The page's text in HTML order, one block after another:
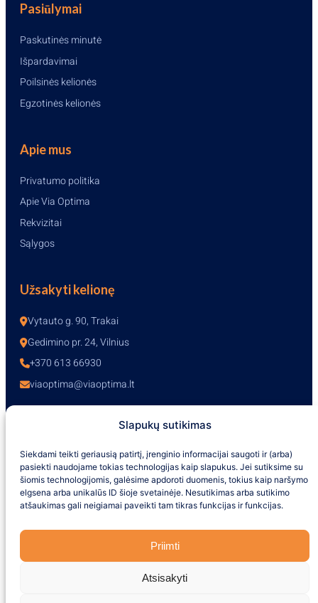
Slapukų sutikimas
Siekdami teikti geriausią patirtį, įrenginio informacijai saugoti ir (arba)
pasiekti naudojame tokias technologijas kaip slapukus. Jei sutiksime su
šiomis technologijomis, galėsime apdoroti duomenis, tokius kaip naršymo
elgsena arba unikalūs ID šioje svetainėje. Nesutikimas arba sutikimo
atšaukimas gali neigiamai paveikti tam tikras funkcijas ir funkcijas.
Priimti
Atsisakyti
Pasiūlymai
Paskutinės minutė
Išpardavimai
Poilsinės kelionės
Egzotinės kelionės
Apie mus
Privatumo politika
Apie Via Optima
Rekvizitai
Sąlygos
Užsakyti kelionę
Vytauto g. 90, Trakai
Gedimino pr. 24, Vilnius
+370 613 66930
viaoptima@viaoptima.lt
I-V – 10:00-19:00
VI – 10:00-16:00
VII – nedirbame